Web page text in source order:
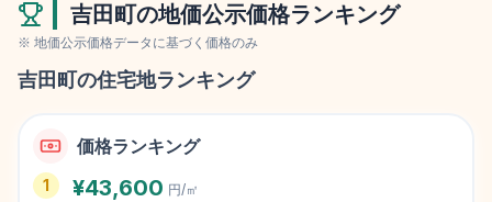
吉田町の地価公示価格ランキング
※ 地価公示価格データに基づく価格のみ
吉田町の住宅地ランキング
価格ランキング
1 ¥43,600 円/㎡